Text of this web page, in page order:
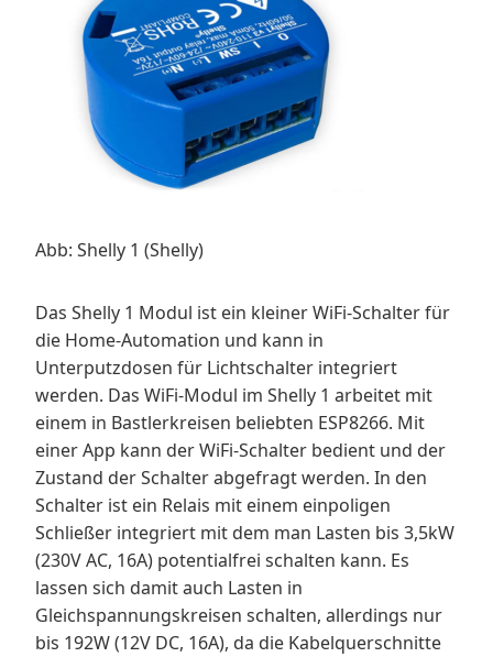
Abb: Shelly 1 (Shelly)
Das Shelly 1 Modul ist ein kleiner WiFi-Schalter für
die Home-Automation und kann in
Unterputzdosen für Lichtschalter integriert
werden. Das WiFi-Modul im Shelly 1 arbeitet mit
einem in Bastlerkreisen beliebten ESP8266. Mit
einer App kann der WiFi-Schalter bedient und der
Zustand der Schalter abgefragt werden. In den
Schalter ist ein Relais mit einem einpoligen
Schließer integriert mit dem man Lasten bis 3,5kW
(230V AC, 16A) potentialfrei schalten kann. Es
lassen sich damit auch Lasten in
Gleichspannungskreisen schalten, allerdings nur
bis 192W (12V DC, 16A), da die Kabelquerschnitte